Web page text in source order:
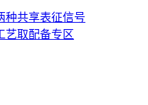
种共享表征信号
艺取配备专区